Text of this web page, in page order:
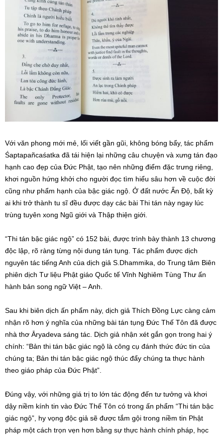
Với văn phong mới mẻ, lối viết gần gũi, không bóng bẩy, tác phẩm
Śaptapañcaśatka đã tái hiện lại những câu chuyện và xưng tán đạo
hạnh cao đẹp của Đức Phật, tạo nên những điểm đặc trưng riêng,
khơi nguồn hứng khởi cho người đọc tìm hiểu sâu hơn về cuộc đời
cũng như phẩm hạnh của bậc giác ngộ. Ở đất nước Ấn Độ, bất kỳ
ai khi trở thành tu sĩ đều được dạy các bài Thi tán này ngay lúc
trùng tuyên xong Ngũ giới và Thập thiện giới.
“Thi tán bậc giác ngộ” có 152 bài, được trình bày thành 13 chương
độc lập, rõ ràng từng nội dung tán tụng. Tác phẩm được dịch
nguyên tác tiếng Anh của dịch giả S.Dhammika, do Trung tâm Biên
phiên dịch Tư liệu Phật giáo Quốc tế Vĩnh Nghiêm Tùng Thư ấn
hành bản song ngữ Việt – Anh.
Sau khi biên dịch ấn phẩm này, dịch giả Thích Đồng Lực càng cảm
nhận rõ hơn ý nghĩa của những bài tán tụng Đức Thế Tôn đã được
nhà thơ Āryadeva sáng tác. Dịch giả nhận xét gắn gọn trong hai ý
chính: “Bản thi tán bậc giác ngộ là công cụ đánh thức đức tin của
chúng ta; Bản thi tán bậc giác ngộ thúc đẩy chúng ta thực hành
theo giáo pháp của Đức Phật”.
Đúng vậy, với những giá trị to lớn tác động đến tư tưởng và khơi
dậy niềm kính tin vào Đức Thế Tôn có trong ấn phẩm “Thi tán bậc
giác ngộ”, hy vọng độc giả sẽ được tắm gội trong niềm tin Phật
pháp một cách trọn vẹn hơn bằng sự thực hành chính pháp, học